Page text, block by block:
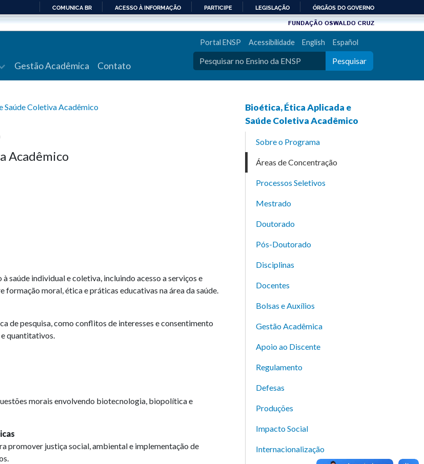
PARA
COMUNICA BR ACESSO À INFORMAÇÃO PARTICIPE LEGISLAÇÃO ÓRGÃOS DO GOVERNO
Gestão Acadêmica Contato
Portal ENSP Acessibilidade English Español
Pesquisar
Saúde Coletiva Acadêmico
Acadêmico
saúde individual e coletiva, incluindo acesso a serviços e
moral, ética e práticas educativas na área da saúde.
de pesquisa, como conflitos de interesses e consentimento
quantitativos.
morais envolvendo biotecnologia, biopolítica e
promover justiça social, ambiental e implementação de
Bioética, Ética Aplicada e
Saúde Coletiva Acadêmico
Sobre o Programa
Áreas de Concentração
Processos Seletivos
Mestrado
Doutorado
Pós-Doutorado
Disciplinas
Docentes
Bolsas e Auxílios
Gestão Acadêmica
Apoio ao Discente
Regulamento
Defesas
Produções
Impacto Social
Internacionalização